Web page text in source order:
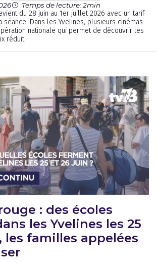
Temps de lecture: 2min
du 28 juin au 1er juillet 2026 avec un tarif
séance. Dans les Yvelines, plusieurs cinémas
nationale qui permet de découvrir les
réduit.
: des écoles
les Yvelines les 25
les familles appelées